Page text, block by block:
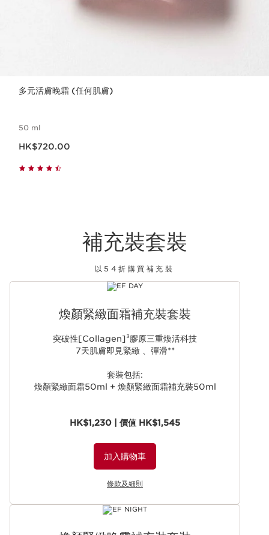
多元活膚晚霜 (任何肌膚)
50 ml
HK$720.00
補充裝套裝
以54折購買補充裝
煥顏緊緻面霜補充裝套裝
突破性[Collagen]³膠原三重煥活科技
7天肌膚即見緊緻 、彈滑**
套裝包括:
煥顏緊緻面霜50ml + 煥顏緊緻面霜補充裝50ml
HK$1,230 | 價值 HK$1,545
加入購物車
條款及細則